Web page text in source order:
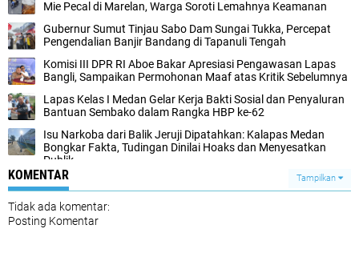
Mie Pecal di Marelan, Warga Soroti Lemahnya Keamanan
Gubernur Sumut Tinjau Sabo Dam Sungai Tukka, Percepat
Pengendalian Banjir Bandang di Tapanuli Tengah
Komisi III DPR RI Aboe Bakar Apresiasi Pengawasan Lapas
Bangli, Sampaikan Permohonan Maaf atas Kritik Sebelumnya
Lapas Kelas I Medan Gelar Kerja Bakti Sosial dan Penyaluran
Bantuan Sembako dalam Rangka HBP ke-62
Isu Narkoba dari Balik Jeruji Dipatahkan: Kalapas Medan
Bongkar Fakta, Tudingan Dinilai Hoaks dan Menyesatkan
Publik
KOMENTAR Tampilkan
Tidak ada komentar:
Posting Komentar